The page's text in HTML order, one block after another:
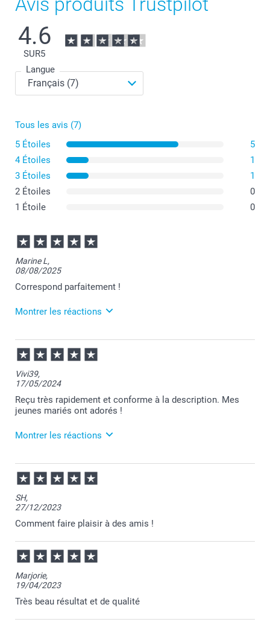
4.6
SUR5
Langue
Tous les avis (7)
5 Étoiles
5
4 Étoiles
1
3 Étoiles
1
2 Étoiles
0
1 Étoile
0
Marine L,
08/08/2025
Correspond parfaitement !
Montrer les réactions
12/08/2025
08:53
Bonjour Marine,
Je vous remercie pour votre commande et je suis
ravie d'apprendre que vous appréciez votre planche à
découper.
nouvelles créations.
Passez une belle journée.
Florence@smartphoto
Vivi39,
17/05/2024
Reçu très rapidement et conforme à la description. Mes
jeunes mariés ont adorés !
Montrer les réactions
17/05/2024
11:10
Un grand merci pour votre retour positif , c'est une
Chaleureusement,
Julie@Smartphoto
SH,
27/12/2023
Comment faire plaisir à des amis !
Marjorie,
19/04/2023
Très beau résultat et de qualité